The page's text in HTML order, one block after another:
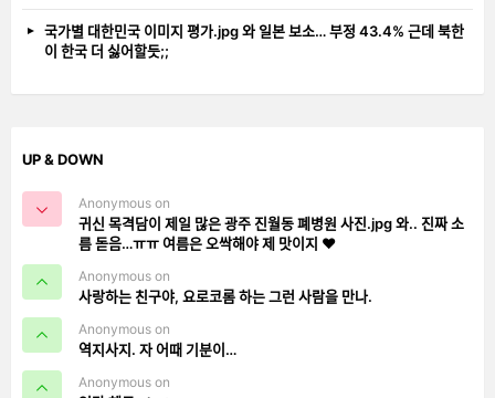
국가별 대한민국 이미지 평가.jpg 와 일본 보소… 부정 43.4% 근데 북한
이 한국 더 싫어할듯;;
UP & DOWN
Anonymous on
귀신 목격담이 제일 많은 광주 진월동 폐병원 사진.jpg 와.. 진짜 소
름 돋음…ㅠㅠ 여름은 오싹해야 제 맛이지 ❤️
Anonymous on
사랑하는 친구야, 요로코롬 하는 그런 사람을 만나.
Anonymous on
역지사지. 자 어때 기분이…
Anonymous on